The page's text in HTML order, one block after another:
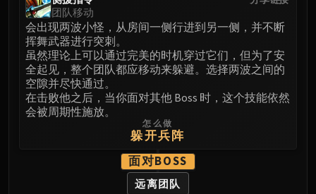
Grand Empress Shek'zeer
Protectors of the Endless
Tsulong
Lei Shi
LIBERATION OF UNDERMINE
Vexie and the Geargrinders
Cauldron of Carnage
Rik Reverb
团队移动
会出现两波小怪，从房间一侧行进到另一侧，并不断
挥舞武器进行突刺。
虽然理论上可以通过完美的时机穿过它们，但为了安
全起见，整个团队都应移动来躲避。选择两波之间的
空隙并尽快通过。
在击败他之后，当你面对其他 Boss 时，这个技能依然
会被周期性施放。
怎么做
躲开兵阵
面对BOSS
远离团队